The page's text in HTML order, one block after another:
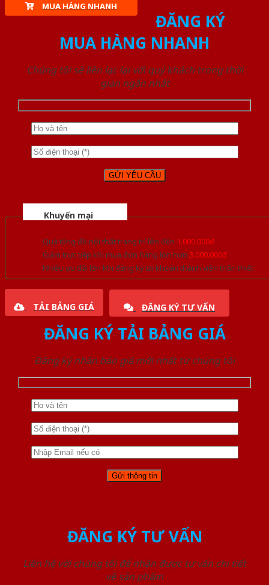
MUA HÀNG NHANH
ĐĂNG KÝ
MUA HÀNG NHANH
Chúng tôi sẽ liên lạc lại với quý khách trong thời
gian ngắn nhất
Khuyến mại
Quà tặng đồ nội thất trang trí lên đến 1.000.000đ
Giảm trực tiếp khi mua đơn hàng lớn hơn 3.000.000đ
Nhiều ưu đãi lớn khi đăng ký tài khoản thành viên thân thiết
TẢI BẢNG GIÁ ĐĂNG KÝ TƯ VẤN
ĐĂNG KÝ TẢI BẢNG GIÁ
Đăng ký nhận báo giá mới nhất từ chúng tôi
ĐĂNG KÝ TƯ VẤN
Liên hệ với chúng tôi để nhận được tư vấn chi tiết
về sản phẩm